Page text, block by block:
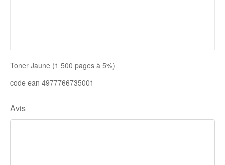
Toner Jaune (1 500 pages à 5%)
code ean 4977766735001
Avis